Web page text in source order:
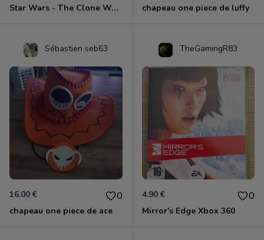
Star Wars - The Clone Wars - Les Héros De La République Xbox 360 chapeau one piece de luffy
Sébastien seb63
16.00 € 0
chapeau one piece de ace
TheGamingR83
4.90 € 0
Mirror's Edge Xbox 360